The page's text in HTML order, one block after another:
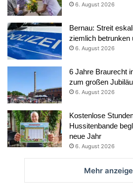
6. August 2026
Bernau: Streit
ziemlich betrunken
6. August 2026
6 Jahre Braurecht
zum großen
6. August 2026
Kostenlose
Hussitenbande
neue Jahr
6. August 2026
Mehr